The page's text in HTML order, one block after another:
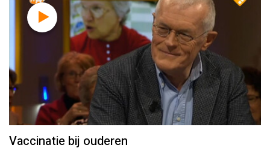
Vaccinatie bij ouderen